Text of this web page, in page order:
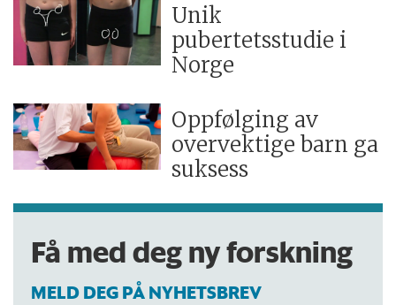
Unik
pubertetsstudie i
Norge
Oppfølging av
overvektige barn ga
suksess
Få med deg ny forskning
MELD DEG PÅ NYHETSBREV